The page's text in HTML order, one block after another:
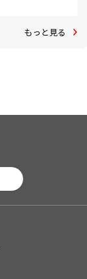
もっと見る